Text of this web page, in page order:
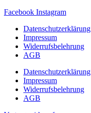
Facebook Instagram
Datenschutzerklärung
Impressum
Widerrufsbelehrung
AGB
Datenschutzerklärung
Impressum
Widerrufsbelehrung
AGB